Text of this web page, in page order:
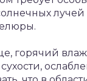
горячий